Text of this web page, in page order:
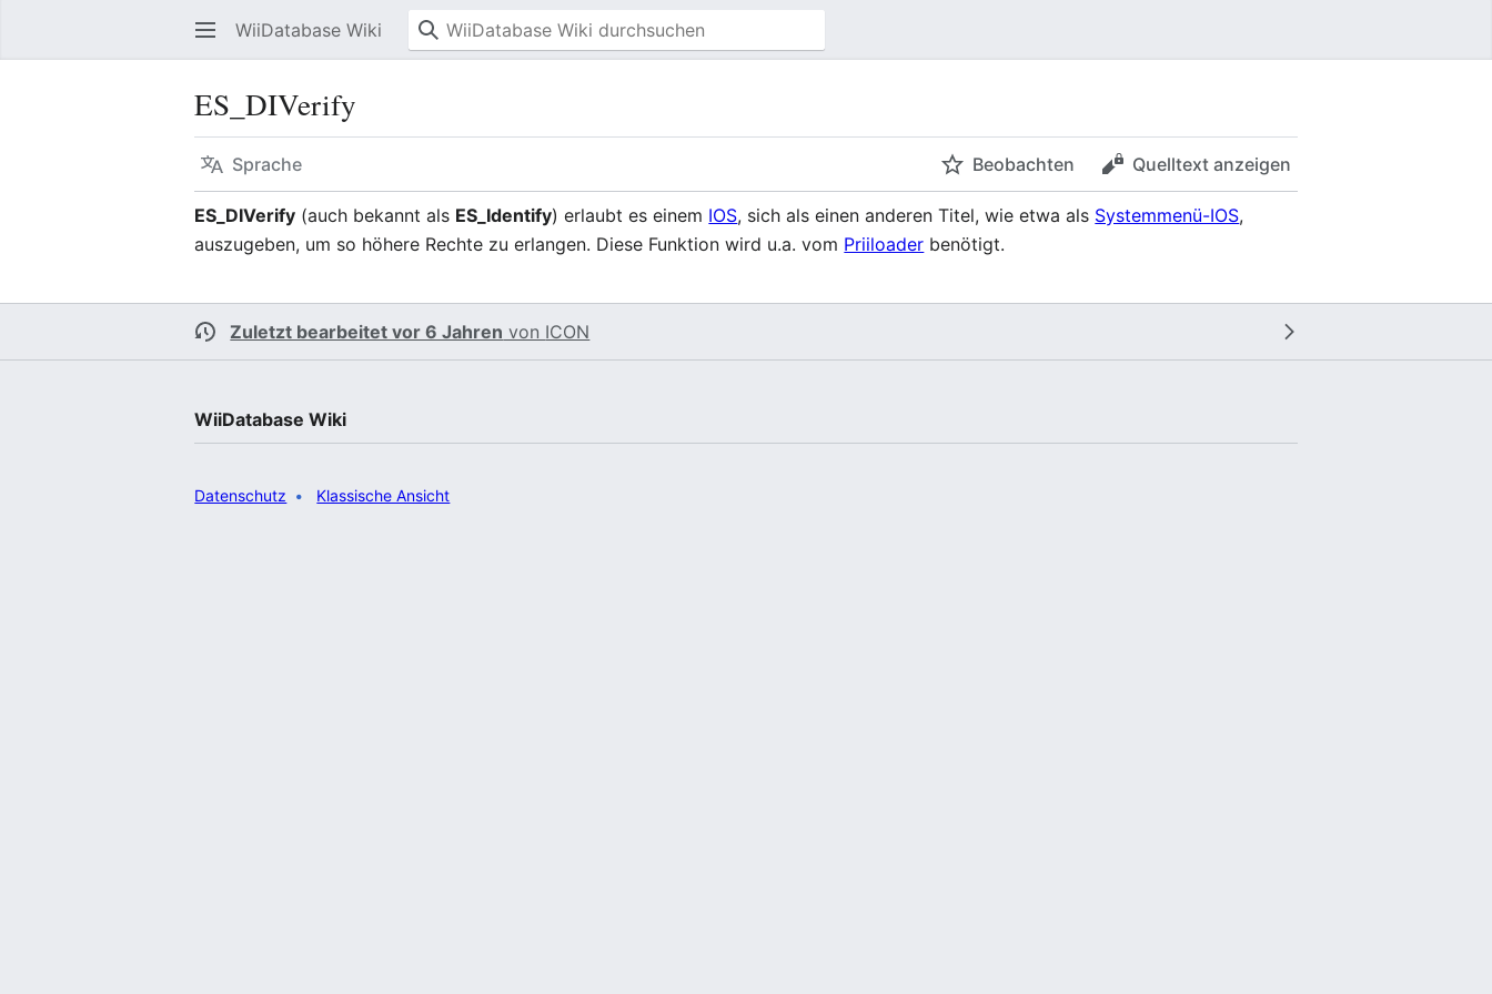
WiiDatabase Wiki
ES_DIVerify
Sprache Beobachten Quelltext anzeigen
ES_DIVerify (auch bekannt als ES_Identify) erlaubt es einem IOS, sich als einen anderen Titel, wie etwa als Systemmenü-IOS,
auszugeben, um so höhere Rechte zu erlangen. Diese Funktion wird u.a. vom Priiloader benötigt.
Zuletzt bearbeitet vor 6 Jahren von ICON
WiiDatabase Wiki
Datenschutz Klassische Ansicht